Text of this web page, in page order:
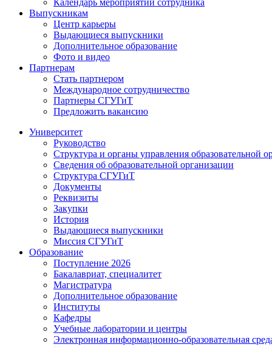
Календарь мероприятий сотрудника
Выпускникам
Центр карьеры
Выдающиеся выпускники
Дополнительное образование
Фото и видео
Партнерам
Стать партнером
Международное сотрудничество
Партнеры СГУГиТ
Предложить вакансию
Университет
Руководство
Структура и органы управления образовательной
Сведения об образовательной организации
Структура СГУГиТ
Документы
Реквизиты
Закупки
История
Выдающиеся выпускники
Миссия СГУГиТ
Образование
Поступление 2026
Бакалавриат, специалитет
Магистратура
Дополнительное образование
Институты
Кафедры
Учебные лаборатории и центры
Электронная информационно-образовательная